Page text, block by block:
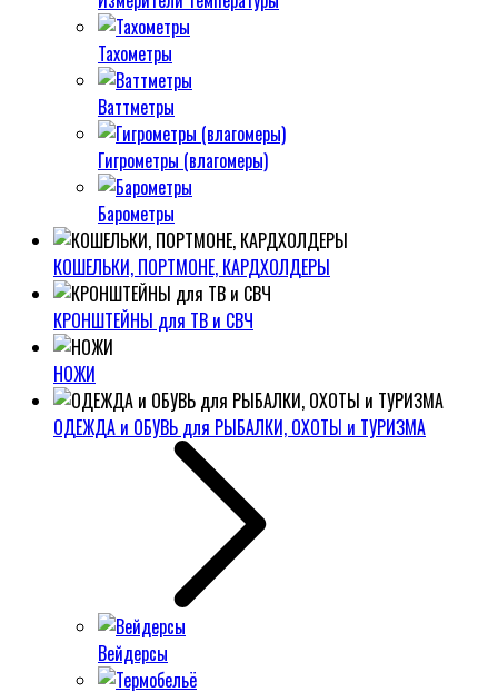
Тахометры
Ваттметры
Гигрометры (влагомеры)
Барометры
КОШЕЛЬКИ, ПОРТМОНЕ, КАРДХОЛДЕРЫ
КРОНШТЕЙНЫ для ТВ и СВЧ
НОЖИ
ОДЕЖДА и ОБУВЬ для РЫБАЛКИ, ОХОТЫ и ТУРИЗМА
Вейдерсы